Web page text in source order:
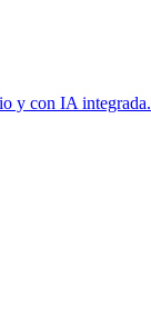
y con IA integrada.